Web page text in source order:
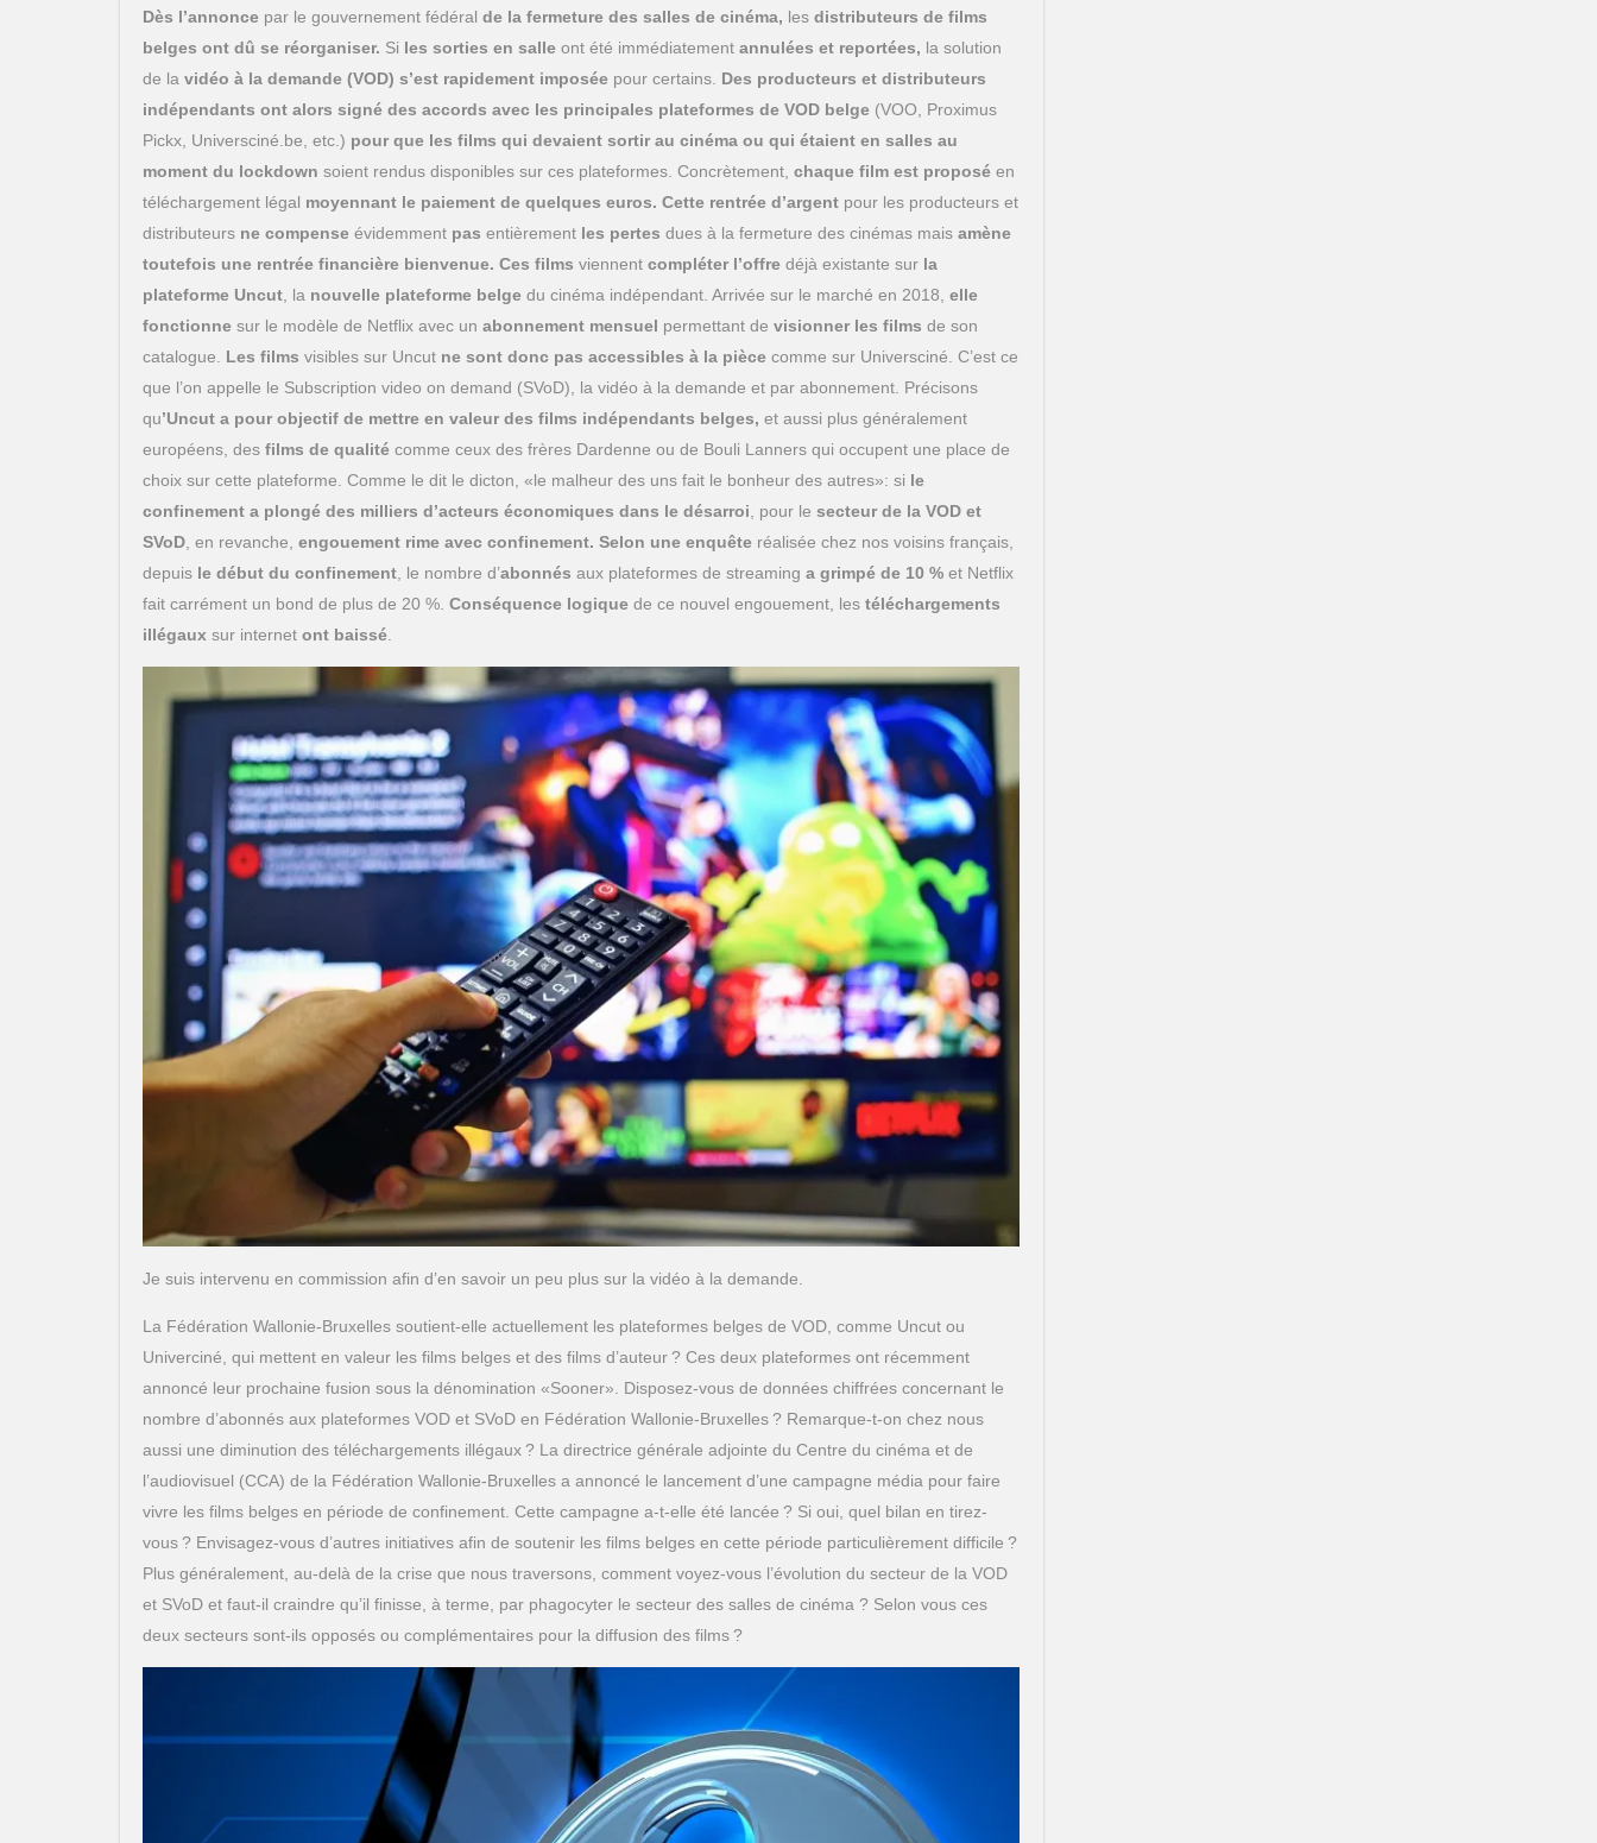
Dès l’annonce par le gouvernement fédéralde la fermeture des salles de cinéma, les distributeurs de films
belges ont dû se réorganiser. Si les sorties en salleont été immédiatementannulées et reportées, la solution
de lavidéo à la demande (VOD) s’est rapidement imposée pour certains. Des producteurs et distributeurs
indépendants ont alors signé des accords avec les principales plateformes de VOD belge (VOO, Proximus
Pickx, Universciné.be, etc.) pour que les films qui devaient sortir au cinéma ou qui étaient en salles au
moment du lockdownsoient rendus disponibles sur ces plateformes. Concrètement,chaque film est proposé en
téléchargement légal moyennant le paiement de quelques euros. Cette rentrée d’argent pour les producteurs et
distributeurs ne compense évidemment pas entièrement les pertes dues à la fermeture des cinémas maisamène
toutefois une rentrée financière bienvenue. Ces films viennentcompléter l’offre déjà existante sur la
plateforme Uncut , la nouvelle plateforme belge du cinéma indépendant. Arrivée sur le marché en 2018,elle
fonctionne sur le modèle de Netflix avec unabonnement mensuel permettant devisionner les films de son
catalogue.
Les films visibles sur Uncut ne sont donc pas accessibles à la pièce comme sur Universciné. C’est ce
que l’on appelle le Subscription video on demand (SVoD), la vidéo à la demande et par abonnement. Précisons
qu’Uncut a pour objectif de mettre en valeur des films indépendants belges, et aussi plus généralement
européens, des films de qualité comme ceux des frères Dardenne ou de Bouli Lanners qui occupent une place de
choix sur cette plateforme. Comme le dit le dicton, «le malheur des uns fait le bonheur des autres»: si le
confinement a plongé des milliers d’acteurs économiques dans le désarroi , pour lesecteur de la VOD et
SVoD , en revanche,engouement rime avec confinement. Selon une enquête réalisée chez nos voisins français,
depuis le début du confinement , le nombre d’abonnés aux plateformes de streaming a grimpé de 10 % et Netflix
fait carrément un bond de plus de 20 %.Conséquence logique de ce nouvel engouement, lestéléchargements
illégaux sur internetont baissé
Je suis intervenu en commission afin d’en savoir un peu plus sur la vidéo à la demande.
La Fédération Wallonie-Bruxelles soutient-elle actuellement les plateformes belges de VOD, comme Uncut ou
Univerciné, qui mettent en valeur les films belges et des films d’auteur ? Ces deux plateformes ont récemment
annoncé leur prochaine fusion sous la dénomination «Sooner». Disposez-vous de données chiffrées concernant le
nombre d’abonnés aux plateformes VOD et SVoD en Fédération Wallonie-Bruxelles ? Remarque-t-on chez nous
aussi une diminution des téléchargements illégaux ? La directrice générale adjointe du Centre du cinéma et de
l’audiovisuel (CCA) de la Fédération Wallonie-Bruxelles a annoncé le lancement d’une campagne média pour faire
vivre les films belges en période de confinement. Cette campagne a-t-elle été lancée ? Si oui, quel bilan en tirez-
vous ? Envisagez-vous d’autres initiatives afin de soutenir les films belges en cette période particulièrement difficile ?
Plus généralement, au-delà de la crise que nous traversons, comment voyez-vous l’évolution du secteur de la VOD
et SVoD et faut-il craindre qu’il finisse, à terme, par phagocyter le secteur des salles de cinéma ? Selon vous ces
deux secteurs sont-ils opposés ou complémentaires pour la diffusion des films ?